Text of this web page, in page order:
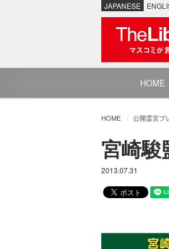
JAPANESE
HOME
HOME 公開霊言プ
宮崎駿
2013.07.31